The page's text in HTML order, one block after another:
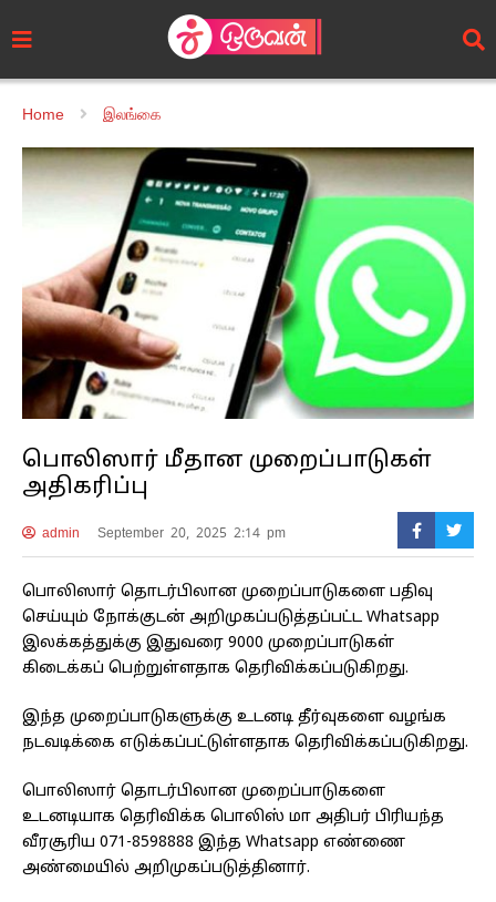
Home இலங்கை
பொலிஸார் மீதான முறைப்பாடுகள்
அதிகரிப்பு
admin September 20, 2025 2:14 pm
பொலிஸார் தொடர்பிலான முறைப்பாடுகளை பதிவு
செய்யும் நோக்குடன் அறிமுகப்படுத்தப்பட்ட Whatsapp
இலக்கத்துக்கு இதுவரை 9000 முறைப்பாடுகள்
கிடைக்கப் பெற்றுள்ளதாக தெரிவிக்கப்படுகிறது.
இந்த முறைப்பாடுகளுக்கு உடனடி தீர்வுகளை வழங்க
நடவடிக்கை எடுக்கப்பட்டுள்ளதாக தெரிவிக்கப்படுகிறது.
பொலிஸார் தொடர்பிலான முறைப்பாடுகளை
உடனடியாக தெரிவிக்க பொலிஸ் மா அதிபர் பிரியந்த
வீரசூரிய 071-8598888 இந்த Whatsapp எண்ணை
அண்மையில் அறிமுகப்படுத்தினார்.